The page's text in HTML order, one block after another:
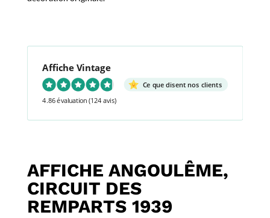
Affiche Vintage
Ce que disent nos clients
4.86 évaluation (124 avis)
AFFICHE ANGOULÊME,
CIRCUIT DES
REMPARTS 1939